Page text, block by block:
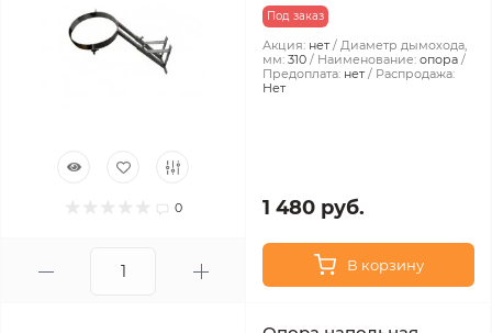
0
Под заказ
Акция: нет
Диаметр дымохода,
мм: 310 Наименование: опора
Предоплата: нет
Распродажа:
Нет
1 480 руб.
В корзину